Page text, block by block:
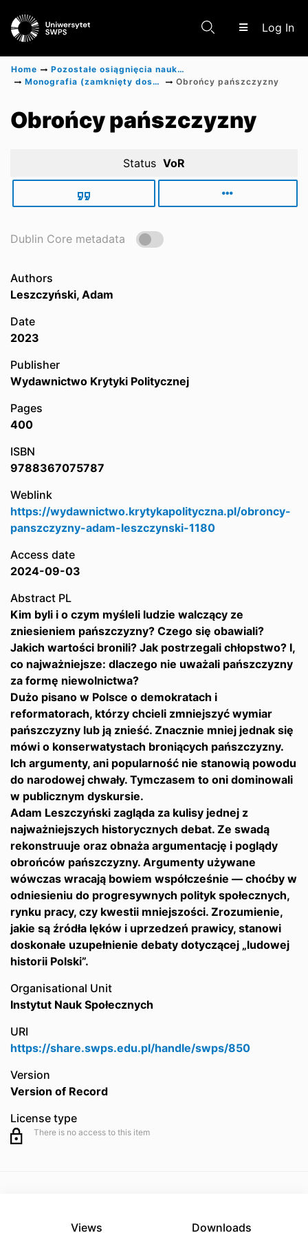
Log In
Scientific research results
Home
Pozostałe osiągnięcia naukowe
Monografia (zamknięty dostęp)
Obrońcy pańszczyzny
Obrońcy pańszczyzny
Status VoR
Dublin Core metadata
Authors
Leszczyński, Adam
Date
2023
Publisher
Wydawnictwo Krytyki Politycznej
Pages
400
ISBN
9788367075787
Weblink
https://wydawnictwo.krytykapolityczna.pl/obroncy-
panszczyzny-adam-leszczynski-1180
Access date
2024-09-03
Abstract PL
Kim byli i o czym myśleli ludzie walczący ze
zniesieniem pańszczyzny? Czego się obawiali?
Jakich wartości bronili? Jak postrzegali chłopstwo? I,
co najważniejsze: dlaczego nie uważali pańszczyzny
za formę niewolnictwa?
Dużo pisano w Polsce o demokratach i
reformatorach, którzy chcieli zmniejszyć wymiar
pańszczyzny lub ją znieść. Znacznie mniej jednak się
mówi o konserwatystach broniących pańszczyzny.
Ich argumenty, ani popularność nie stanowią powodu
do narodowej chwały. Tymczasem to oni dominowali
w publicznym dyskursie.
Adam Leszczyński zagląda za kulisy jednej z
najważniejszych historycznych debat. Ze swadą
rekonstruuje oraz obnaża argumentację i poglądy
obrońców pańszczyzny. Argumenty używane
wówczas wracają bowiem współcześnie — choćby w
odniesieniu do progresywnych polityk społecznych,
rynku pracy, czy kwestii mniejszości. Zrozumienie,
jakie są źródła lęków i uprzedzeń prawicy, stanowi
doskonałe uzupełnienie debaty dotyczącej „ludowej
historii Polski”.
Organisational Unit
Instytut Nauk Społecznych
URI
https://share.swps.edu.pl/handle/swps/850
Version
Version of Record
License type
There is no access to this item
Views Downloads